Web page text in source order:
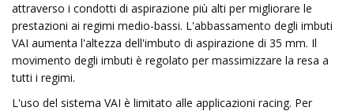
attraverso i condotti di aspirazione più alti per migliorare le
prestazioni ai regimi medio-bassi. L'abbassamento degli imbuti
VAI aumenta l'altezza dell'imbuto di aspirazione di 35 mm. Il
movimento degli imbuti è regolato per massimizzare la resa a
tutti i regimi.
L'uso del sistema VAI è limitato alle applicazioni racing. Per